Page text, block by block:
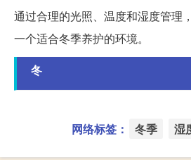
通过合理的光照、温度和湿度管理
一个适合冬季养护的环境。
冬
网络标签： 冬季 湿